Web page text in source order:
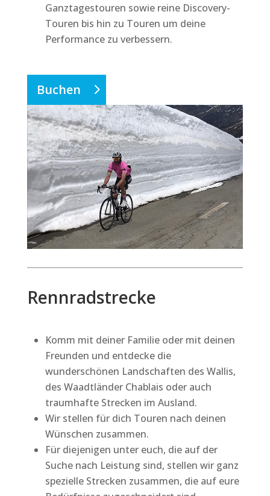
Ganztagestouren sowie reine Discovery-
Touren bis hin zu Touren um deine
Performance zu verbessern.
Buchen
Rennradstrecke
Komm mit deiner Familie oder mit deinen
Freunden und entdecke die
wunderschönen Landschaften des Wallis,
des Waadtländer Chablais oder auch
traumhafte Strecken im Ausland.
Wir stellen für dich Touren nach deinen
Wünschen zusammen.
Für diejenigen unter euch, die auf der
Suche nach Leistung sind, stellen wir ganz
spezielle Strecken zusammen, die auf eure